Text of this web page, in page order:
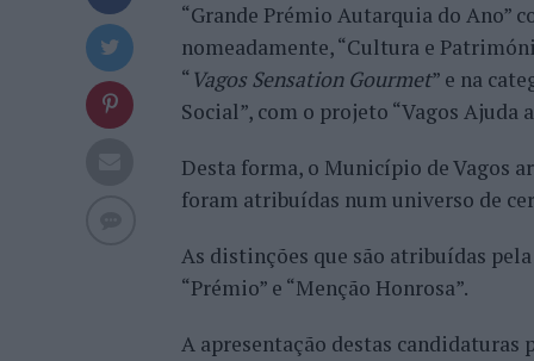
“Grande Prémio Autarquia do Ano”
nomeadamente, “Cultura e
“ Vagos Sensation Gourmet” e na
Social”, com o projeto “Vagos Ajuda
Desta forma, o Município de Vagos
foram atribuídas num universo de
As distinções que são atribuídas
“Prémio” e “Menção Honrosa”.
A apresentação destas candidaturas